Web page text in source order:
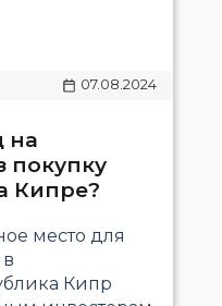
07.08.2024
на
покупку
Кипре?
место для
Кипр